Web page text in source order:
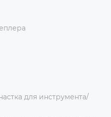
для инструмента/